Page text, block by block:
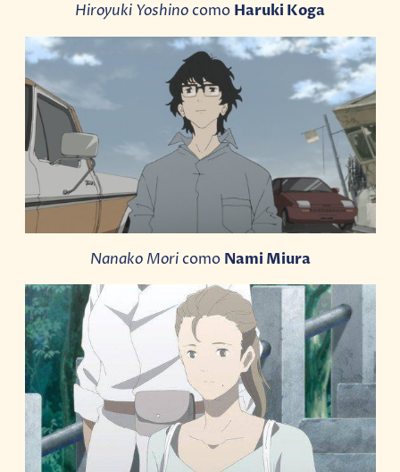
Hiroyuki Yoshinocomo Haruki Koga
Nanako Moricomo Nami Miura